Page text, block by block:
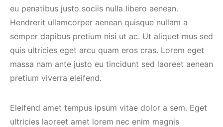
eu penatibus justo sociis nulla libero aenean.
Hendrerit ullamcorper aenean quisque nullam a
semper dapibus pretium nisi ut ac. Ut aliquet mus sed
quis ultricies eget arcu quam eros cras. Lorem eget
massa nam ante justo eu tincidunt sed laoreet aenean
pretium viverra eleifend.
Eleifend amet tempus ipsum vitae dolor a sem. Eget
ultricies laoreet amet lorem nec enim magnis